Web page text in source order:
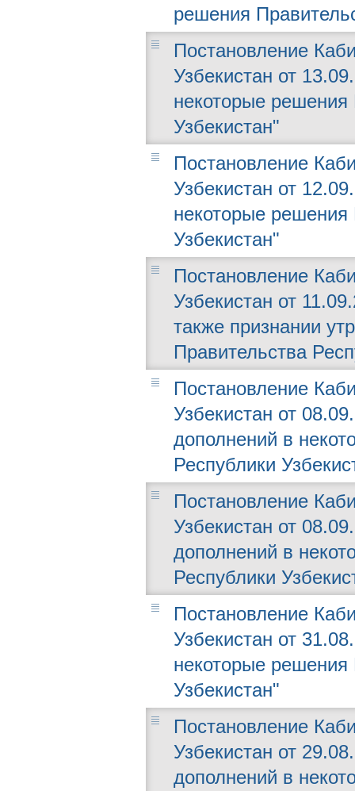
решения
Постановление
Узбекистан от
некоторые решения
Узбекистан"
Постановление
Узбекистан от
некоторые решения
Узбекистан"
Постановление
Узбекистан от
также признании
Правительства
Постановление
Узбекистан от
дополнений в
Республики
Постановление
Узбекистан от
дополнений в
Республики
Постановление
Узбекистан от
некоторые решения
Узбекистан"
Постановление
Узбекистан от
дополнений в